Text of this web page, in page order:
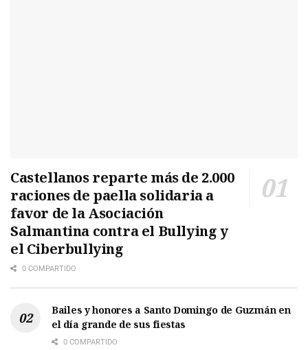
Castellanos reparte más de 2.000
raciones de paella solidaria a
favor de la Asociación
Salmantina contra el Bullying y
el Ciberbullying
0 COMPARTIDO
Bailes y honores a Santo Domingo de Guzmán en
el día grande de sus fiestas
0 COMPARTIDO